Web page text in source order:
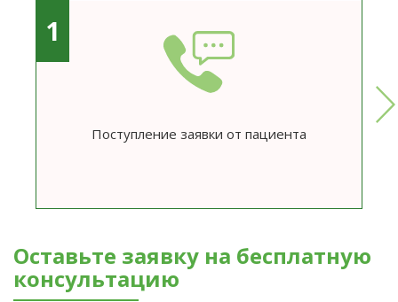
1
Поступление заявки от пациента
Оставьте заявку на бесплатную
консультацию